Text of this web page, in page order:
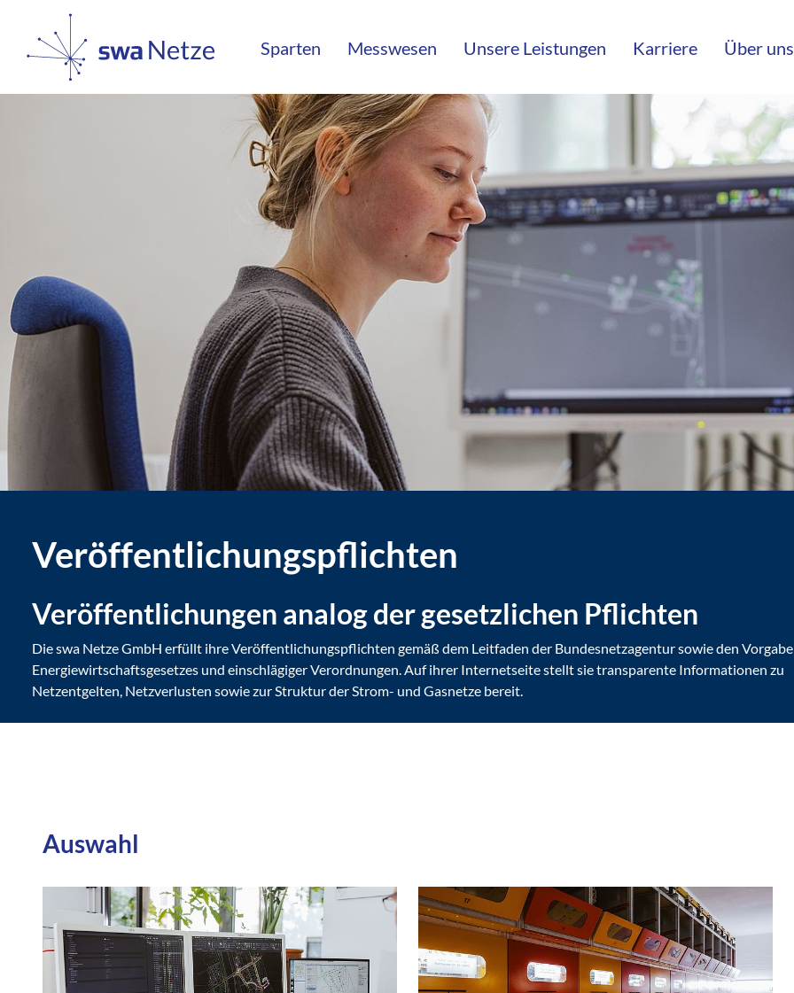
Sparten Messwesen Unsere Leistungen Karriere Über uns
Veröffentlichungspflichten
Veröffentlichungen analog der gesetzlichen Pflichten
Die swa Netze GmbH erfüllt ihre Veröffentlichungspflichten gemäß dem Leitfaden der Bundesnetzagentur sowie den
Energiewirtschaftsgesetzes und einschlägiger Verordnungen. Auf ihrer Internetseite stellt sie transparente Informationen zu
Netzentgelten, Netzverlusten sowie zur Struktur der Strom- und Gasnetze bereit.
Auswahl